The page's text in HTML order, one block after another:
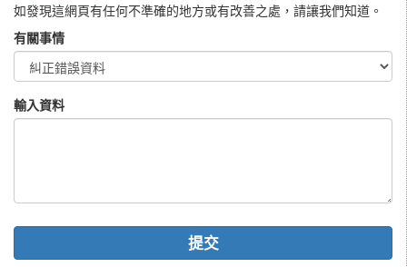
如發現這網頁有任何不準確的地方或有改善之處，請讓我們知道。
有關事情
輸入資料
提交